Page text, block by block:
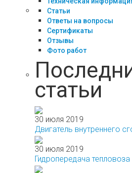
Статьи
Ответы на вопросы
Сертификаты
Отзывы
Фото работ
статьи
30 июля 2019
Двигатель внутреннего
30 июля 2019
Гидропередача тепловоза